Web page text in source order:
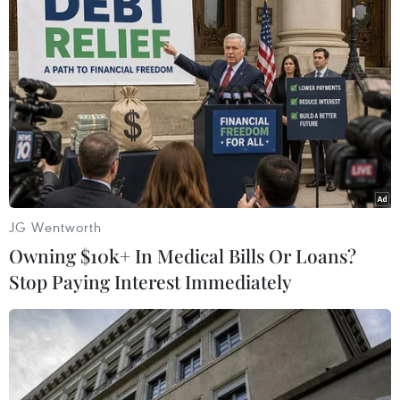
Downdetector.com: Google gián đoạn
hoạt động trên toàn cầu do sự cố
09/08/2022 03:39
Downdetector.com cho biết có hơn 40.000 báo cáo sự
cố được ghi nhận liên quan dịch vụ tìm kiếm trực tuyến
lớn nhất thế giới này trong sáng 9/8.
JG Wentworth
Owning $10k+ In Medical Bills Or Loans?
Stop Paying Interest Immediately